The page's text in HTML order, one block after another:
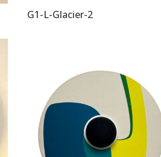
G1-L-Glacier-2